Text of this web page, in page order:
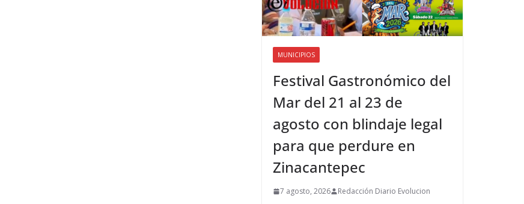
MUNICIPIOS
Festival Gastronómico del
Mar del 21 al 23 de
agosto con blindaje legal
para que perdure en
Zinacantepec
7 agosto, 2026 Redacción Diario Evolucion